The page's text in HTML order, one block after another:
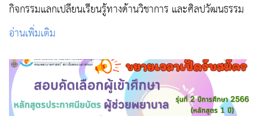
กิจกรรมแลกเปลี่ยนเรียนรู้ทางด้านวิชาการ และศิลปวัฒนธรรม
อ่านเพิ่มเติม